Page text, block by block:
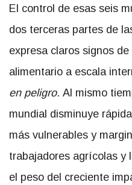
El control de esas seis
dos terceras partes de
expresa claros signos
alimentario a escala
en peligro. Al mismo
mundial disminuye
más vulnerables y
trabajadores agrícolas y
el peso del creciente